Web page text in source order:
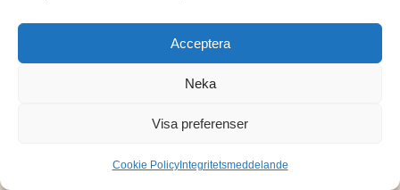
Acceptera
Neka
Visa preferenser
Cookie PolicyIntegritetsmeddelande